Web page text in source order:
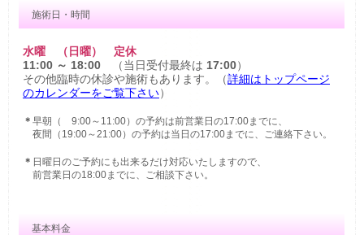
施術日・時間
水曜 （日曜） 定休
11:00 ～ 18:00 （当日受付最終は 17:00）
その他臨時の休診や施術もあります。（詳細はトップページ
のカレンダーをご覧下さい）
＊ 早朝（ 9:00～11:00）の予約は前営業日の17:00までに、
夜間（19:00～21:00）の予約は当日の17:00までに、ご連絡下さい。
＊ 日曜日のご予約にも出来るだけ対応いたしますので、
前営業日の18:00までに、ご相談下さい。
基本料金